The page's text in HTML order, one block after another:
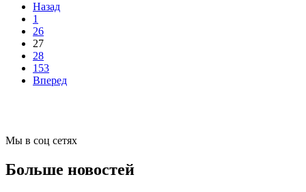
Назад
1
26
27
28
153
Вперед
Мы в соц сетях
Больше новостей